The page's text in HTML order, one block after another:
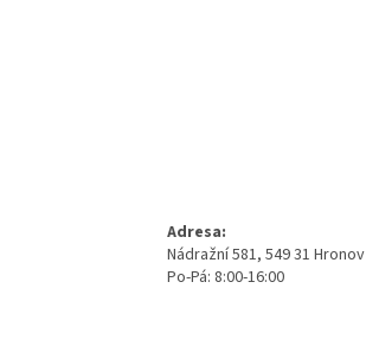
Adresa:
Nádražní 581, 549 31 Hronov
Po-Pá: 8:00-16:00